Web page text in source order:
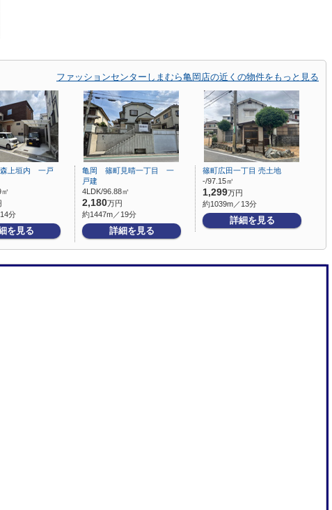
ファッションセンターしまむら亀岡店の近くの物件をもっと見る
上垣内 一戸
分
を見る
亀岡 篠町見晴一丁目 一
戸建
4LDK/96.88㎡
2,180万円
約1447m／19分
詳細を見る
篠町広田一丁目 売土地
-/97.15㎡
1,299万円
約1039m／13分
詳細を見る